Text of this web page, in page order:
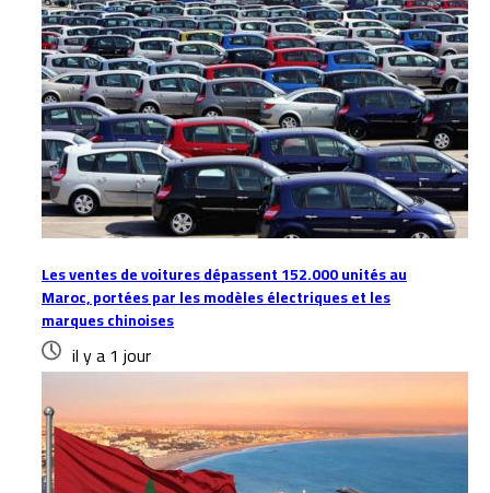
Les ventes de voitures dépassent 152.000 unités au
Maroc, portées par les modèles électriques et les
marques chinoises
il y a 1 jour